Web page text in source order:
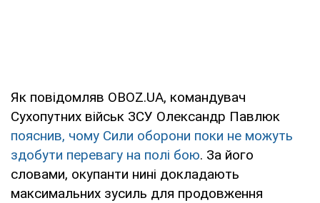
Як повідомляв OBOZ.UA, командувач
Сухопутних військ ЗСУ Олександр Павлюк
пояснив, чому Сили оборони поки не можуть
здобути перевагу на полі бою. За його
словами, окупанти нині докладають
максимальних зусиль для продовження